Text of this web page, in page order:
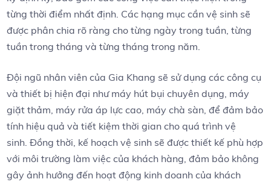
từng thời điểm nhất định. Các hạng mục cần vệ sinh sẽ
được phân chia rõ ràng cho từng ngày trong tuần, từng
tuần trong tháng và từng tháng trong năm.
Đội ngũ nhân viên của Gia Khang sẽ sử dụng các công cụ
và thiết bị hiện đại như máy hút bụi chuyên dụng, máy
giặt thảm, máy rửa áp lực cao, máy chà sàn, để đảm bảo
tính hiệu quả và tiết kiệm thời gian cho quá trình vệ
sinh. Đồng thời, kế hoạch vệ sinh sẽ được thiết kế phù hợp
với môi trường làm việc của khách hàng, đảm bảo không
gây ảnh hưởng đến hoạt động kinh doanh của khách